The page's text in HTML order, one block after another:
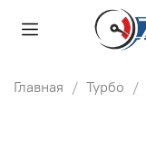
Главная Турбо